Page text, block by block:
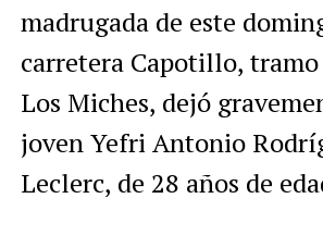
madrugada de este
carretera Capotillo,
Los Miches, dejó
joven Yefri Antonio
Leclerc, de 28 años de